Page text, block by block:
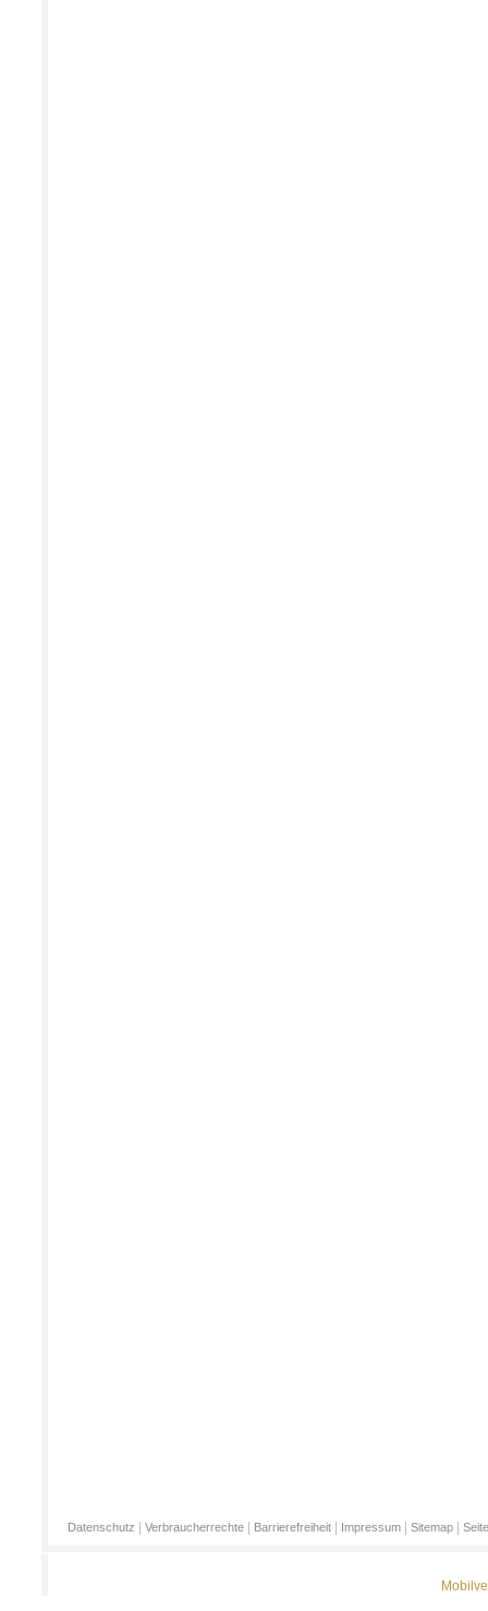
Datenschutz Verbraucherrechte| Barrierefreiheit| Impressum| Sitemap|